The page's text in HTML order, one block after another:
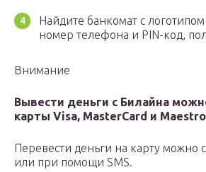
Найдите банкомат с
номер телефона и PIN-код,
Внимание
Вывести деньги с Билайна
карты Visa, MasterCard и
Перевести деньги на карту можно
или при помощи SMS.